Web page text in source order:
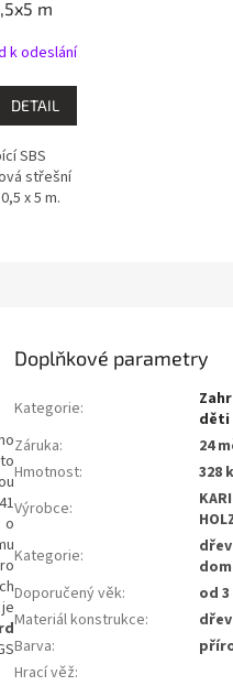
m
k odeslání
DETAIL
SBS
střešní
x 5 m.
o
Doplňkové parametry
Kategorie:
děti
Záruka:
24
Hmotnost:
328
Výrobce:
Kategorie:
Doporučený věk:
od
Materiál konstrukce:
Barva:
Hrací věž: